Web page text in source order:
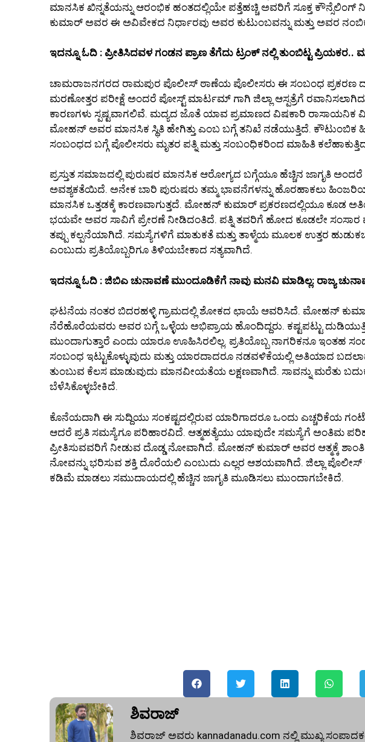
ಮಾನಸಿಕ ಖಿನ್ನತೆಯನ್ನು ಆರಂಭಿಕ ಹಂತದಲ್ಲಿಯೇ ಪತ್ತೆಹಚ್ಚಿ ಅವರಿಗೆ ಸೂಕ್ತ ಕೌನ್ಸೆಲಿಂಗ್
ಕುಮಾರ್ ಅವರ ಈ ಅವಿವೇಕದ ನಿರ್ಧಾರವು ಅವರ ಕುಟುಂಬವನ್ನು ಮತ್ತು ಅವರ
ಇದನ್ನೂ ಓದಿ : ಪ್ರೀತಿಸಿದವಳ ಗಂಡನ ಪ್ರಾಣ ತೆಗೆದು ಟ್ರಂಕ್ ನಲ್ಲಿ ತುಂಬಿಟ್ಟ ಪ್ರಿಯಕರ..
ಚಾಮರಾಜನಗರದ ರಾಮಪುರ ಪೊಲೀಸ್ ಠಾಣೆಯ ಪೊಲೀಸರು ಈ ಸಂಬಂಧ ಪ್ರಕರಣ
ಮರಣೋತ್ತರ ಪರೀಕ್ಷೆ ಅಂದರೆ ಪೋಸ್ಟ್ ಮಾರ್ಟಮ್ ಗಾಗಿ ಜಿಲ್ಲಾ ಆಸ್ಪತ್ರೆಗೆ
ಕಾರಣಗಳು ಸ್ಪಷ್ಟವಾಗಲಿವೆ. ಮದ್ಯದ ಜೊತೆ ಯಾವ ಪ್ರಮಾಣದ ವಿಷಕಾರಿ ರಾಸಾಯನಿಕ
ಮೋಹನ್ ಅವರ ಮಾನಸಿಕ ಸ್ಥಿತಿ ಹೇಗಿತ್ತು ಎಂಬ ಬಗ್ಗೆ ತನಿಖೆ ನಡೆಯುತ್ತಿದೆ. ಕೌಟುಂಬಿಕ
ಸಂಬಂಧದ ಬಗ್ಗೆ ಪೊಲೀಸರು ಮೃತರ ಪತ್ನಿ ಮತ್ತು ಸಂಬಂಧಿಕರಿಂದ ಮಾಹಿತಿ
ಪ್ರಸ್ತುತ ಸಮಾಜದಲ್ಲಿ ಪುರುಷರ ಮಾನಸಿಕ ಆರೋಗ್ಯದ ಬಗ್ಗೆಯೂ ಹೆಚ್ಚಿನ ಜಾಗೃತಿ
ಅವಶ್ಯಕತೆಯಿದೆ. ಅನೇಕ ಬಾರಿ ಪುರುಷರು ತಮ್ಮ ಭಾವನೆಗಳನ್ನು ಹೊರಹಾಕಲು
ಮಾನಸಿಕ ಒತ್ತಡಕ್ಕೆ ಕಾರಣವಾಗುತ್ತದೆ. ಮೋಹನ್ ಕುಮಾರ್ ಪ್ರಕರಣದಲ್ಲಿಯೂ ಕೂಡ
ಭಯವೇ ಅವರ ಸಾವಿಗೆ ಪ್ರೇರಣೆ ನೀಡಿದಂತಿದೆ. ಪತ್ನಿ ತವರಿಗೆ ಹೋದ ಕೂಡಲೇ
ತಪ್ಪು ಕಲ್ಪನೆಯಾಗಿದೆ. ಸಮಸ್ಯೆಗಳಿಗೆ ಮಾತುಕತೆ ಮತ್ತು ತಾಳ್ಮೆಯ ಮೂಲಕ ಉತ್ತರ
ಎಂಬುದು ಪ್ರತಿಯೊಬ್ಬರಿಗೂ ತಿಳಿಯಬೇಕಾದ ಸತ್ಯವಾಗಿದೆ.
ಇದನ್ನೂ ಓದಿ : ಜಿಬಿಎ ಚುನಾವಣೆ ಮುಂದೂಡಿಕೆಗೆ ನಾವು ಮನವಿ ಮಾಡಿಲ್ಲ: ರಾಜ್ಯ
ಘಟನೆಯ ನಂತರ ಬಿದರಹಳ್ಳಿ ಗ್ರಾಮದಲ್ಲಿ ಶೋಕದ ಛಾಯೆ ಆವರಿಸಿದೆ. ಮೋಹನ್ ಕುಮಾರ್
ನೆರೆಹೊರೆಯವರು ಅವರ ಬಗ್ಗೆ ಒಳ್ಳೆಯ ಅಭಿಪ್ರಾಯ ಹೊಂದಿದ್ದರು. ಕಷ್ಟಪಟ್ಟು
ಮುಂದಾಗುತ್ತಾರೆ ಎಂದು ಯಾರೂ ಊಹಿಸಿರಲಿಲ್ಲ. ಪ್ರತಿಯೊಬ್ಬ ನಾಗರಿಕನೂ ಇಂತಹ
ಸಂಬಂಧ ಇಟ್ಟುಕೊಳ್ಳುವುದು ಮತ್ತು ಯಾರದಾದರೂ ನಡವಳಿಕೆಯಲ್ಲಿ ಅತಿಯಾದ
ತುಂಬುವ ಕೆಲಸ ಮಾಡುವುದು ಮಾನವೀಯತೆಯ ಲಕ್ಷಣವಾಗಿದೆ. ಸಾವನ್ನು ಮರೆತು
ಬೆಳೆಸಿಕೊಳ್ಳಬೇಕಿದೆ.
ಕೊನೆಯದಾಗಿ ಈ ಸುದ್ದಿಯು ಸಂಕಷ್ಟದಲ್ಲಿರುವ ಯಾರಿಗಾದರೂ ಒಂದು ಎಚ್ಚರಿಕೆಯ
ಆದರೆ ಪ್ರತಿ ಸಮಸ್ಯೆಗೂ ಪರಿಹಾರವಿದೆ. ಆತ್ಮಹತ್ಯೆಯು ಯಾವುದೇ ಸಮಸ್ಯೆಗೆ ಅಂತಿಮ
ಪ್ರೀತಿಸುವವರಿಗೆ ನೀಡುವ ದೊಡ್ಡ ನೋವಾಗಿದೆ. ಮೋಹನ್ ಕುಮಾರ್ ಅವರ ಆತ್ಮಕ್ಕೆ ಶಾಂತಿ
ನೋವನ್ನು ಭರಿಸುವ ಶಕ್ತಿ ದೊರೆಯಲಿ ಎಂಬುದು ಎಲ್ಲರ ಆಶಯವಾಗಿದೆ. ಜಿಲ್ಲಾ ಪೊಲೀಸ್
ಕಡಿಮೆ ಮಾಡಲು ಸಮುದಾಯದಲ್ಲಿ ಹೆಚ್ಚಿನ ಜಾಗೃತಿ ಮೂಡಿಸಲು ಮುಂದಾಗಬೇಕಿದೆ.
ಶಿವರಾಜ್
ಶಿವರಾಜ್ ಅವರು kannadanadu.com ನಲ್ಲಿ ಮುಖ್ಯ